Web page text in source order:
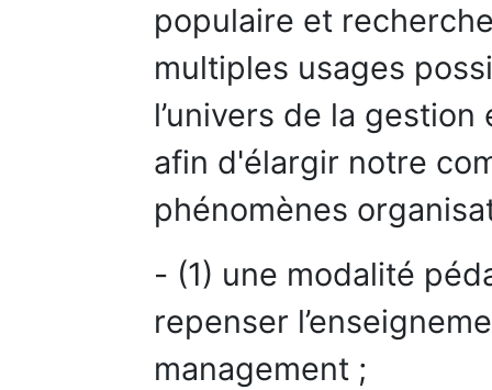
populaire et
multiples usages
l’univers de la
afin d'élargir notre
phénomènes
- (1) une modalité
repenser
management ;